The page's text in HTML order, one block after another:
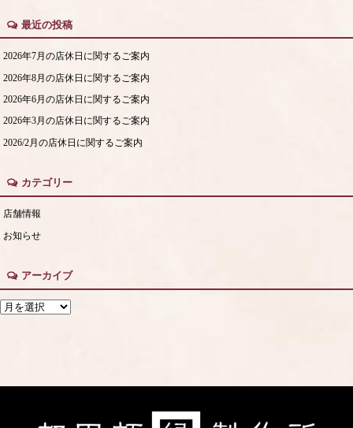
最近の投稿
2026年7月の店休日に関するご案内
2026年8月の店休日に関するご案内
2026年6月の店休日に関するご案内
2026年3月の店休日に関するご案内
2026/2月の店休日に関するご案内
カテゴリー
店舗情報
お知らせ
アーカイブ